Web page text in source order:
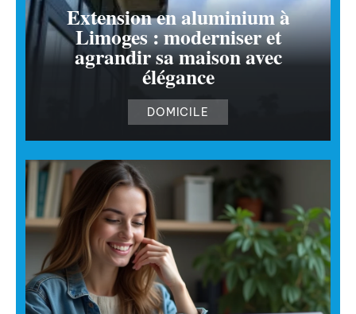
Extension en aluminium à
Limoges : moderniser et
agrandir sa maison avec
élégance
DOMICILE